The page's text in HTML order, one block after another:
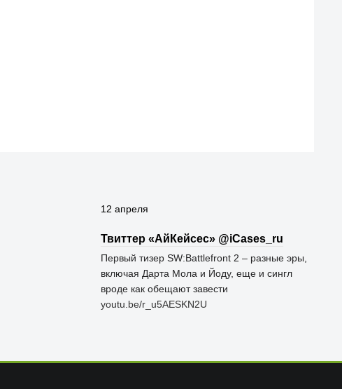
12 апреля
Твиттер «АйКейсес» ‏@iCases_ru
Первый тизер SW:Battlefront 2 – разные эры,
включая Дарта Мола и Йоду, еще и сингл
вроде как обещают завести
youtu.be/r_u5AESKN2U